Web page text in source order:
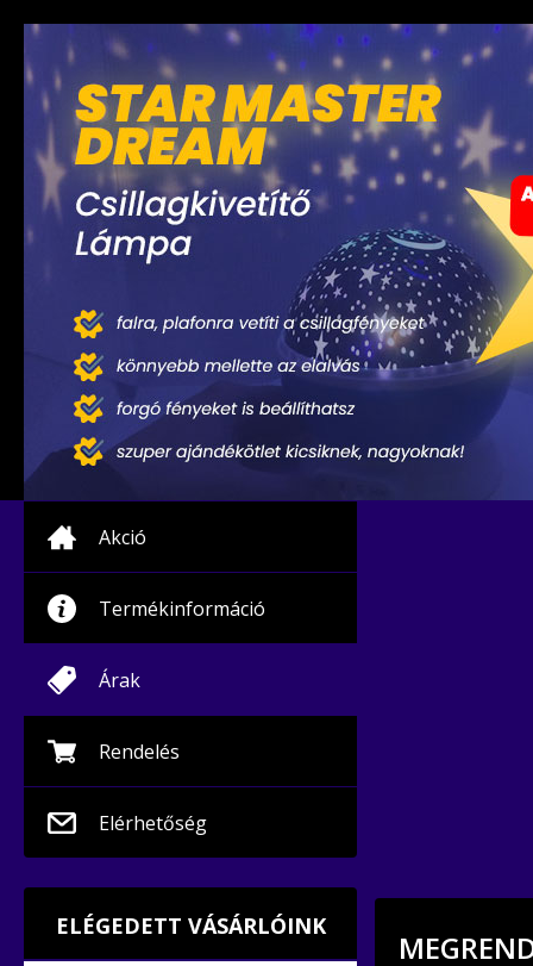
Akció
Termékinformáció
Árak
Rendelés
Elérhetőség
ELÉGEDETT VÁSÁRLÓINK